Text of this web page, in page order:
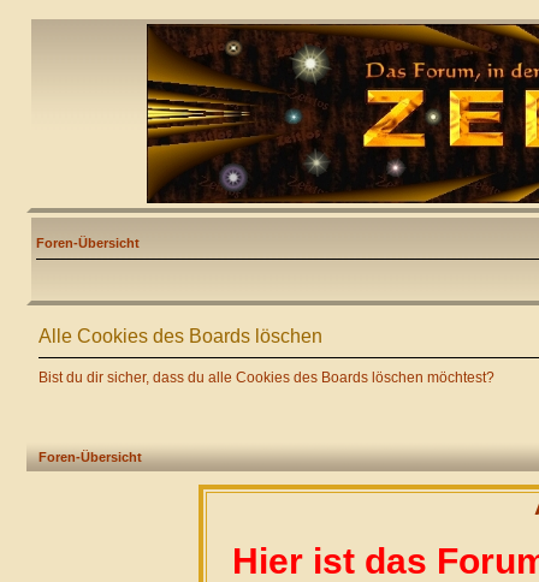
Foren-Übersicht
Alle Cookies des Boards löschen
Bist du dir sicher, dass du alle Cookies des Boards löschen möchtest?
Foren-Übersicht
Hier ist das